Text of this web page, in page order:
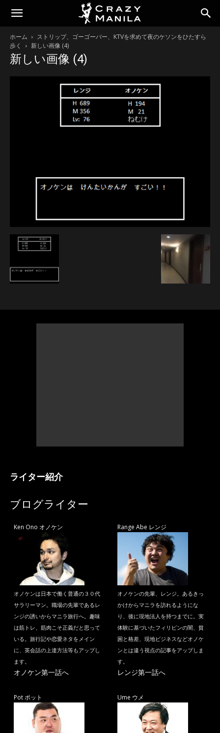
ホーム
ストリップ、ゴーゴーバー、KTVを求めて夜のケソンをひたすら
歩く
新しい画像 (4)
新しい画像 (4)
ライター紹介
ブログライター
Ken Ono オノケン
オノケンは日本で働く普通の３０代
サラリーマン。職場の先輩であるレ
ンジの誘いからマニラ旅行へ。趣味
は筋トレ、筋肉こそ正義だと思って
いる。旅行記や恋愛ネタをメイン
に、英会話の上達方法等もアップし
ます。
オノケン第一話へ
Range Abe レンジ
オノケンの先輩、レンジ。あるきっ
かけからマニラを訪れるようにな
り、後に現地法人を持つまでに。実
体験に基づいたフィリピンの闇、貧
困と格差、現地ビジネスなどオノケ
ンとは違う視点の記事をアップしま
す。
レンジ第一話へ
Pot ポット Ume ウメ